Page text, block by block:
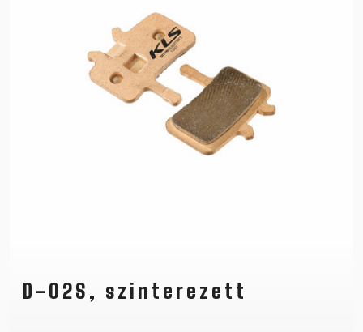
D-02S, szinterezett